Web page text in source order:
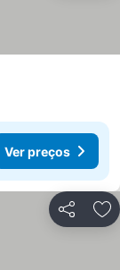
Ver preços
Partilhar